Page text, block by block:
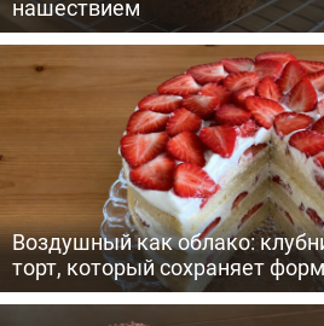
нашествием
Воздушный как облако:
торт, который сохраняет